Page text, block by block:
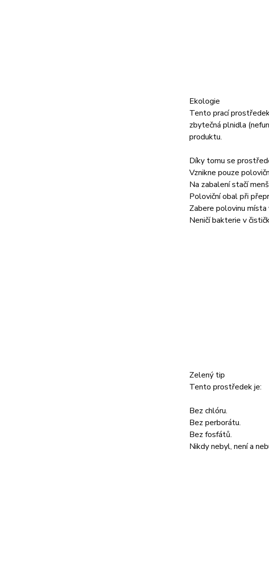
Ekologie
Tento prací
zbytečná plnidla
produktu.
Díky tomu se
Vznikne pouze
Na zabalení stačí
Poloviční obal při
Zabere polovinu
Neničí bakterie v
Zelený tip
Tento prostředek je:
Bez chlóru.
Bez perborátu.
Bez fosfátů.
Nikdy nebyl, není a